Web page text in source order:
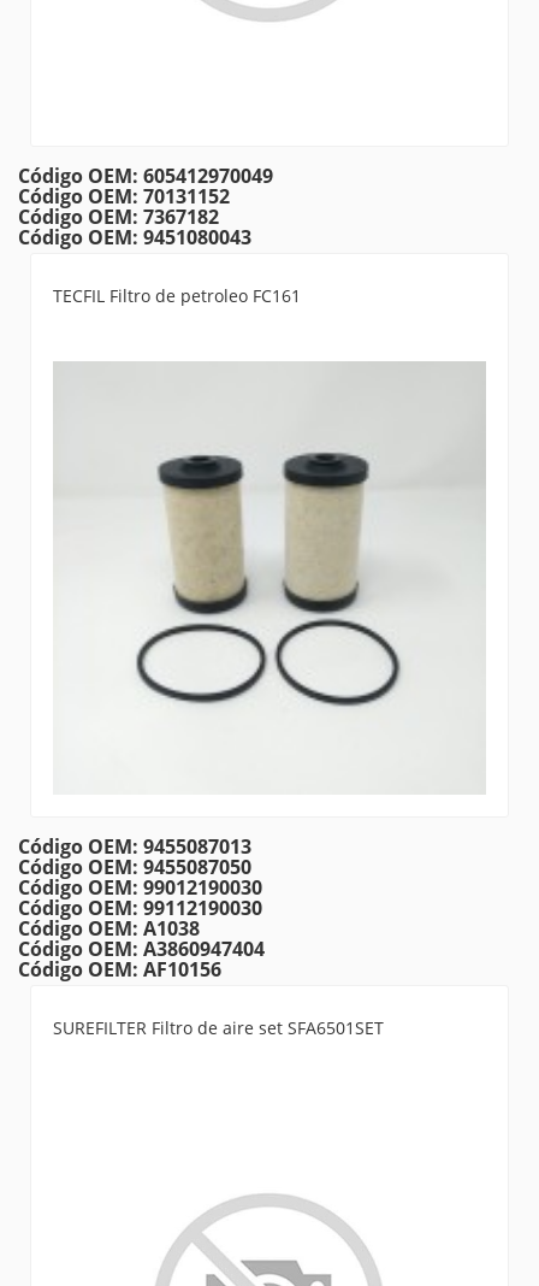
Código OEM: 605412970049
Código OEM: 70131152
Código OEM: 7367182
Código OEM: 9451080043
TECFIL Filtro de petroleo FC161
Código OEM: 9455087013
Código OEM: 9455087050
Código OEM: 99012190030
Código OEM: 99112190030
Código OEM: A1038
Código OEM: A3860947404
Código OEM: AF10156
SUREFILTER Filtro de aire set SFA6501SET